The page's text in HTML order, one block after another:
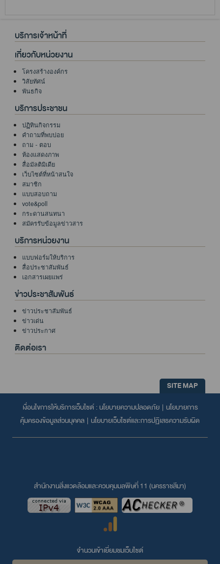
บริการเจ้าหน้าที่
เกี่ยวกับหน่วยงาน
โครงสร้างองค์กร
วิสัยทัศน์
พันธกิจ
บริการประชาชน
ปฏิทินกิจกรรม
คำถามที่พบบ่อย
ถาม - ตอบ
ห้องแสดงภาพ
สื่อมัลติมิเดีย
เว็บไซต์ที่หน้าสนใจ
สมาชิก
แบบสอบถาม
vote&poll
กระดานสนทนา
สมัครรับข้อมูลข่าวสาร
บริการหน่วยงาน
แบบฟอร์มให้บริการ
สื่อประชาสัมพันธ์
เอกสารเผยแพร่
ข่าวประชาสัมพันธ์
ข่าวประชาสัมพันธ์
ข่าวเด่น
ข่าวประกาศ
ติดต่อเรา
SITE MAP
เงื่อนไขการให้บริการเว็บไซต์ : นโยบายความปลอดภัย| นโยบายการ
คุ้มครองข้อมูลส่วนบุคคล | นโยบายเว็บไซต์และการปฏิเสธความรับผิด
สำนักงานสิ่งแวดล้อมและควบคุมมลพิษที่ 11 (นครราชสีมา)
จำนวนเข้าเยี่ยมชมเว็บไซต์